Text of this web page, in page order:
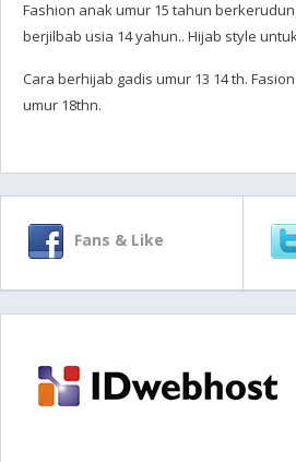
Fashion anak umur 15 tahun
berjilbab usia 14 yahun.. Hijab style
Cara berhijab gadis umur 13 14 th.
umur 18thn.
Fans & Like